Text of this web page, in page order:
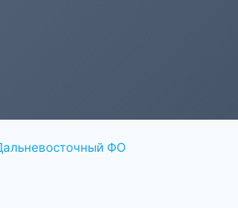
ФО